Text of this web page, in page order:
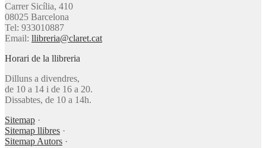
Carrer Sicília, 410
08025 Barcelona
Tel: 933010887
Email: llibreria@claret.cat
Horari de la llibreria
Dilluns a divendres,
de 10 a 14 i de 16 a 20.
Dissabtes, de 10 a 14h.
Sitemap ·
Sitemap llibres ·
Sitemap Autors ·